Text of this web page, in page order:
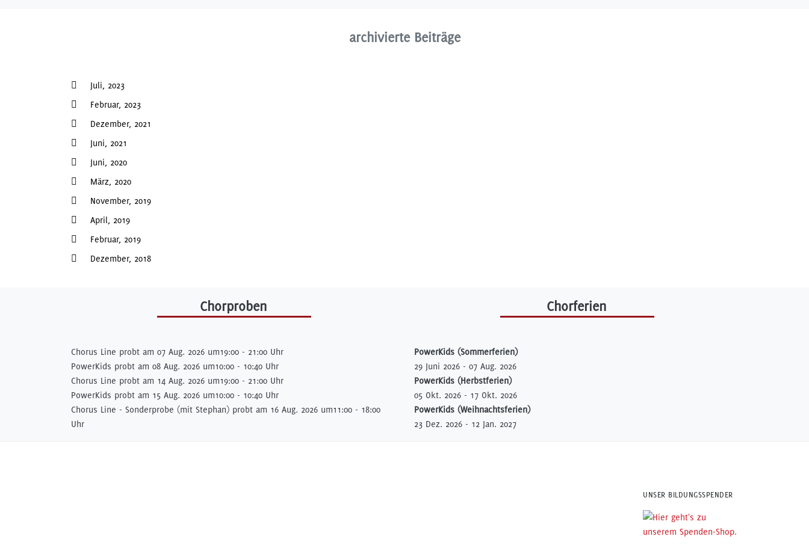
archivierte Beiträge
Juli, 2023
Februar, 2023
Dezember, 2021
Juni, 2021
Juni, 2020
März, 2020
November, 2019
April, 2019
Februar, 2019
Dezember, 2018
Chorproben
Chorus Line probt am 07 Aug. 2026 um19:00 - 21:00 Uhr
PowerKids probt am 08 Aug. 2026 um10:00 - 10:40 Uhr
Chorus Line probt am 14 Aug. 2026 um19:00 - 21:00 Uhr
PowerKids probt am 15 Aug. 2026 um10:00 - 10:40 Uhr
Chorus Line - Sonderprobe (mit Stephan) probt am 16 Aug. 2026 um11:00 - 18:00
Uhr
Chorferien
PowerKids (Sommerferien)
29 Juni 2026 - 07 Aug. 2026
PowerKids (Herbstferien)
05 Okt. 2026 - 17 Okt. 2026
PowerKids (Weihnachtsferien)
23 Dez. 2026 - 12 Jan. 2027
UNSER BILDUNGSSPENDER